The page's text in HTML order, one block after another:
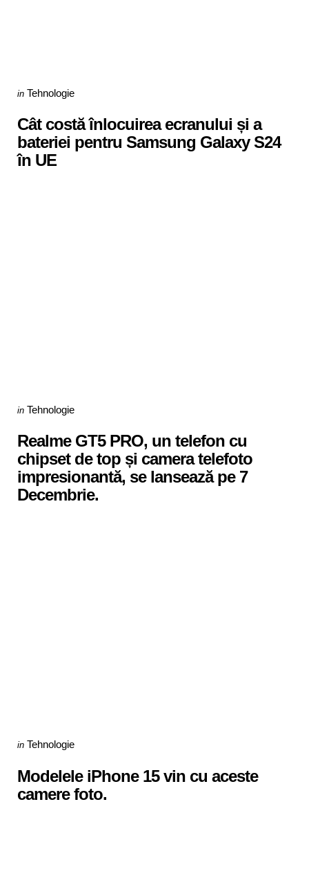
Categories
Posted
in Tehnologie
Cât costă înlocuirea ecranului și a
bateriei pentru Samsung Galaxy S24
în UE
Categories
Posted
in Tehnologie
Realme GT5 PRO, un telefon cu
chipset de top și camera telefoto
impresionantă, se lansează pe 7
Decembrie.
Categories
Posted
in Tehnologie
Modelele iPhone 15 vin cu aceste
camere foto.